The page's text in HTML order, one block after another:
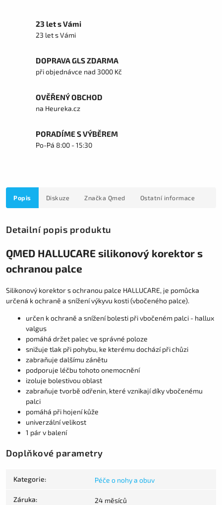
23 let s Vámi
23 let s Vámi
DOPRAVA GLS ZDARMA
při objednávce nad 3000 Kč
OVĚŘENÝ OBCHOD
na Heureka.cz
PORADÍME S VÝBĚREM
Po-Pá 8:00 - 15:30
Popis Diskuze Značka Qmed Ostatní informace
Detailní popis produktu
QMED HALLUCARE silikonový korektor s
ochranou palce
Silikonový korektor s ochranou palce HALLUCARE, je pomůcka
určená k ochraně a snížení výkyvu kosti (vbočeného palce).
určen k ochraně a snížení bolesti při vbočeném palci - hallux
valgus
pomáhá držet palec ve správné poloze
snižuje tlak při pohybu, ke kterému dochází při chůzi
zabraňuje dalšímu zánětu
podporuje léčbu tohoto onemocnění
izoluje bolestivou oblast
zabraňuje tvorbě odřenin, které vznikají díky vbočenému
palci
pomáhá při hojení kůže
univerzální velikost
1 pár v balení
Doplňkové parametry
Kategorie: Péče o nohy a obuv
Záruka: 24 měsíců